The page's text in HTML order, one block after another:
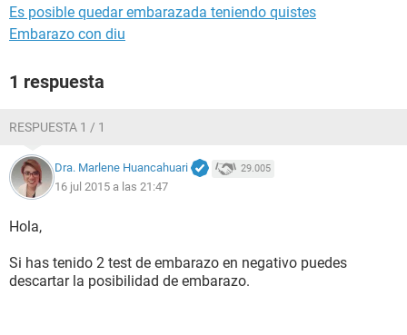
Es posible quedar embarazada teniendo quistes
Embarazo con diu
1 respuesta
RESPUESTA 1 / 1
Dra. Marlene Huancahuari 29.005
16 jul 2015 a las 21:47
Hola,
Si has tenido 2 test de embarazo en negativo puedes
descartar la posibilidad de embarazo.